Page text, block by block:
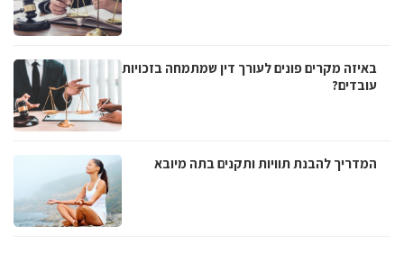
באיזה מקרים פונים לעורך דין שמתמחה בזכויות
עובדים?
המדריך להבנת תוויות ותקנים בתה מיובא